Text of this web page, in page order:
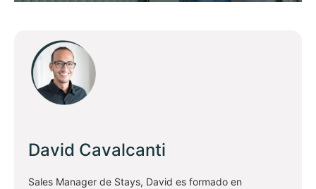
David Cavalcanti
Sales Manager de Stays, David es formado en